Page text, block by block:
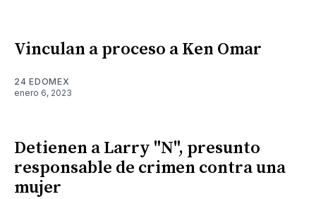
Vinculan a proceso a Ken Omar
24 EDOMEX
enero 6, 2023
Detienen a Larry "N", presunto
responsable de crimen contra una
mujer